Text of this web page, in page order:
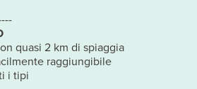
quasi 2 km di spiaggia
raggiungibile
i tipi